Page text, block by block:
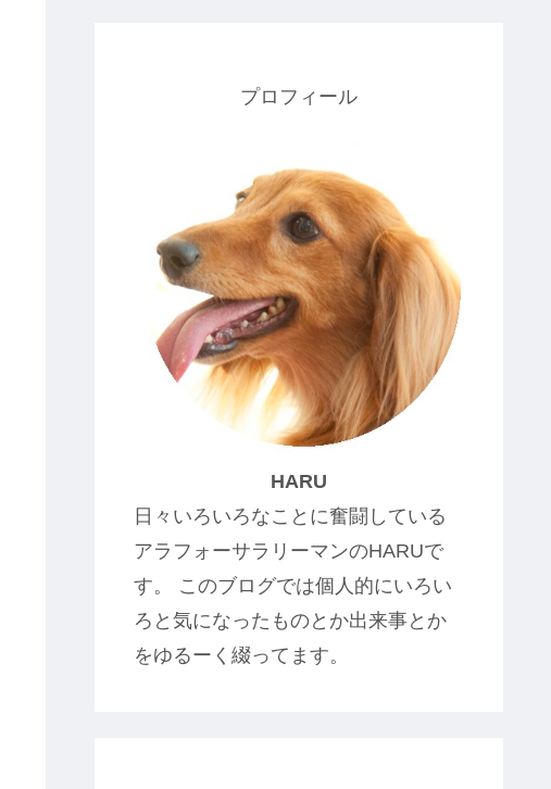
プロフィール
HARU
日々いろいろなことに奮闘している
アラフォーサラリーマンのHARUで
す。 このブログでは個人的にいろい
ろと気になったものとか出来事とか
をゆるーく綴ってます。